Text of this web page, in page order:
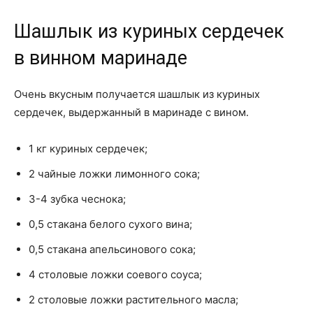
Шашлык из куриных сердечек
в винном маринаде
Очень вкусным получается шашлык из куриных
сердечек, выдержанный в маринаде с вином.
1 кг куриных сердечек;
2 чайные ложки лимонного сока;
3-4 зубка чеснока;
0,5 стакана белого сухого вина;
0,5 стакана апельсинового сока;
4 столовые ложки соевого соуса;
2 столовые ложки растительного масла;